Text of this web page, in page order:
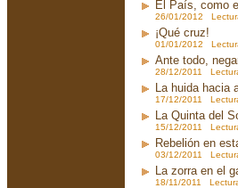
El País, como
26/01/2012
¡Qué cruz!
01/01/2012
Ante todo,
28/12/2011
La huida hacia
17/12/2011
La Quinta del
15/12/2011
Rebelión en
03/12/2011
La zorra en el
18/11/2011